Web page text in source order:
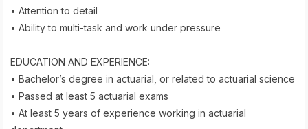
• Attention to detail
• Ability to multi-task and work under pressure
EDUCATION AND EXPERIENCE:
• Bachelor’s degree in actuarial, or related to actuarial science
• Passed at least 5 actuarial exams
• At least 5 years of experience working in actuarial